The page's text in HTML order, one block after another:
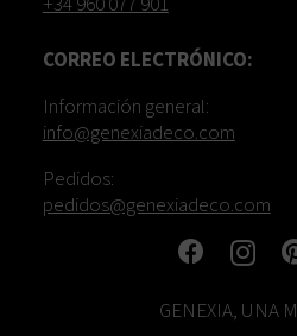
CORREO ELECTRÓNICO:
Información general:
info@genexiadeco.com
Pedidos:
pedidos@genexiadeco.com
GENEXIA, UNA